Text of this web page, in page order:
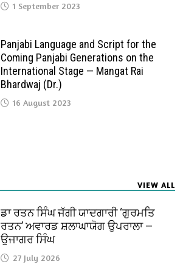
1 September 2023
Panjabi Language and Script for the
Coming Panjabi Generations on the
International Stage — Mangat Rai
Bhardwaj (Dr.)
16 August 2023
VIEW ALL
ਡਾ ਰਤਨ ਸਿੰਘ ਜੱਗੀ ਯਾਦਗਾਰੀ ‘ਗੁਰਮਤਿ
ਰਤਨ’ ਅਵਾਰਡ ਸ਼ਲਾਘਾਯੋਗ ਉਪਰਾਲਾ —
ਉਜਾਗਰ ਸਿੰਘ
27 July 2026